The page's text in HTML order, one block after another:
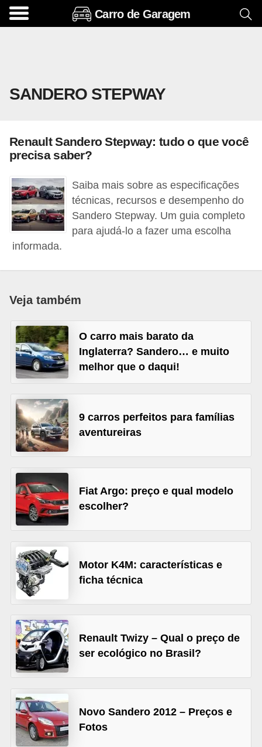
Carro de Garagem
SANDERO STEPWAY
Renault Sandero Stepway: tudo o que você
precisa saber?
Saiba mais sobre as especificações
técnicas, recursos e desempenho do
Sandero Stepway. Um guia completo
para ajudá-lo a fazer uma escolha
informada.
Veja também
O carro mais barato da
Inglaterra? Sandero… e muito
melhor que o daqui!
9 carros perfeitos para famílias
aventureiras
Fiat Argo: preço e qual modelo
escolher?
Motor K4M: características e
ficha técnica
Renault Twizy – Qual o preço de
ser ecológico no Brasil?
Novo Sandero 2012 – Preços e
Fotos
A
s
i
s
e
o
c
i
n
a
i
s
A
u
t
o
m
ó
v
e
i
e
v
e
c
u
l
s
B
i